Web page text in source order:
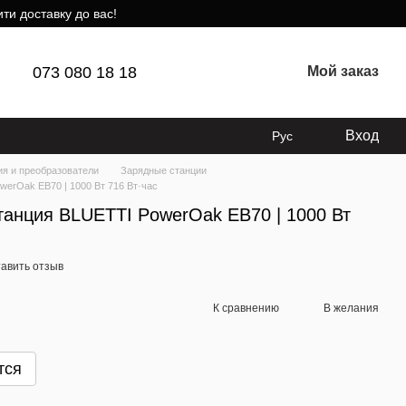
доставку до вас!
073 080 18 18 Мой заказ
Рус Вход
и преобразователи
Зарядные станции
EB70 | 1000 Вт 716 Вт·час
BLUETTI PowerOak EB70 | 1000 Вт
отзыв
К сравнению В желания